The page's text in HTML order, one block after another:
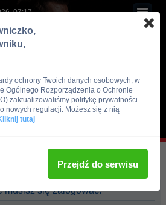
07:17
musisz się zalogować.
ochrony Twoich danych osobowych, w
Ogólnego Rozporządzenia o Ochronie
zaktualizowaliśmy politykę prywatności
nowych regulacji. Możesz się z nią
tutaj
Przejdź do serwisu